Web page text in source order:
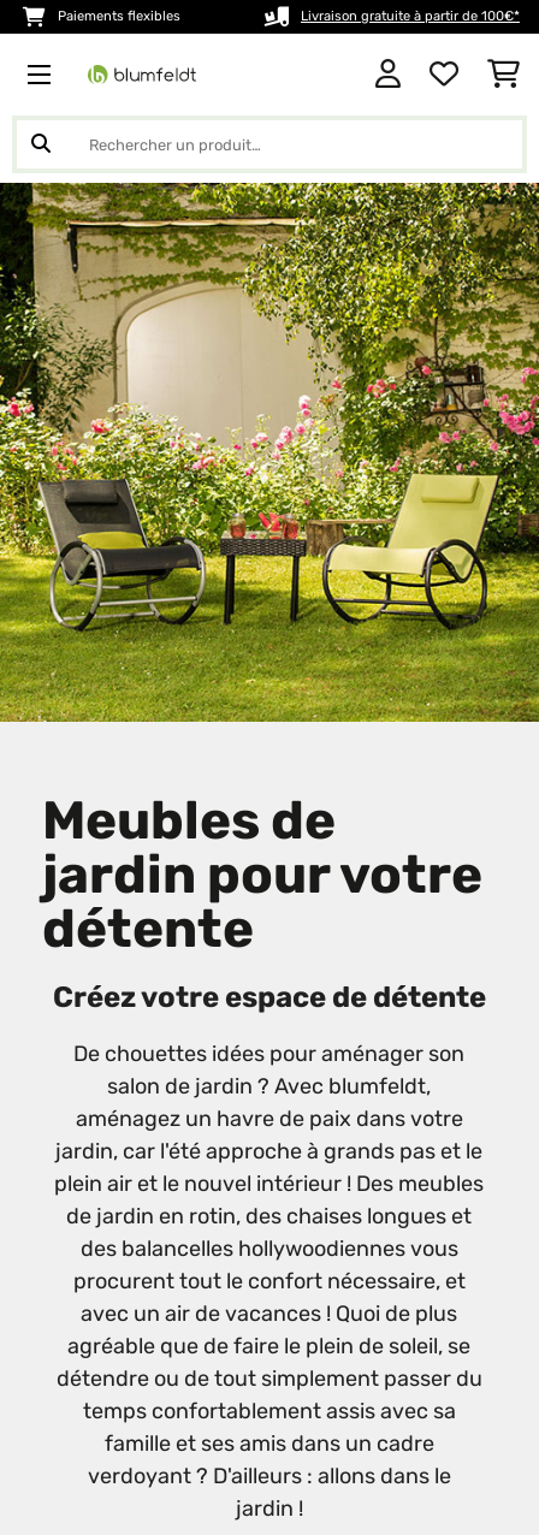
Paiements flexibles Livraison gratuite à partir de 100€*
Meubles de
jardin pour votre
détente
Créez votre espace de détente
De chouettes idées pour aménager son
salon de jardin ? Avec blumfeldt,
aménagez un havre de paix dans votre
jardin, car l'été approche à grands pas et le
plein air et le nouvel intérieur ! Des meubles
de jardin en rotin, des chaises longues et
des balancelles hollywoodiennes vous
procurent tout le confort nécessaire, et
avec un air de vacances ! Quoi de plus
agréable que de faire le plein de soleil, se
détendre ou de tout simplement passer du
temps confortablement assis avec sa
famille et ses amis dans un cadre
verdoyant ? D'ailleurs : allons dans le
jardin !